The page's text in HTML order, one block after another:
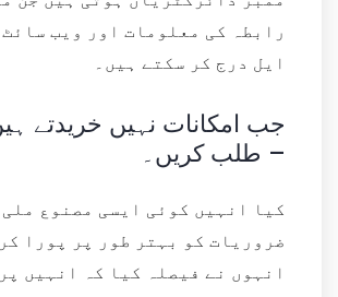
رابطہ کی معلومات اور ویب سائٹ
ایل درج کر سکتے ہیں۔
جب امکانات نہیں خریدتے
طلب کریں۔ –
کیا انہیں کوئی ایسی مصنوع
ضروریات کو بہتر طور پر پورا
انہوں نے فیصلہ کیا کہ انہیں